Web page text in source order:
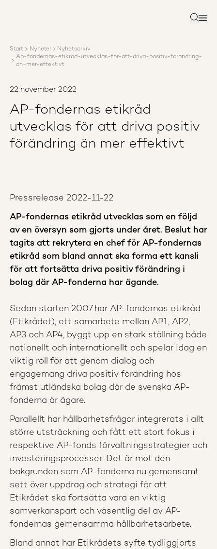
Rapporter
Nyheter
Sök
Start Nyheter
Nyhetsarkiv
Ap-fondernas-etikrad-utvecklas-for-att-driva-positiv-forandring-
an-mer-effektivt
22 november 2022
AP-fondernas etikråd
utvecklas för att driva positiv
förändring än mer effektivt
Pressrelease 2022-11-22
AP-fondernas etikråd utvecklas som en följd
av en översyn som gjorts under året. Beslut har
tagits att rekrytera en chef för AP-fondernas
etikråd som bland annat ska forma ett kansli
för att fortsätta driva positiv förändring i
bolag där AP-fonderna har ägande.
Sedan starten 2007 har AP-fondernas etikråd
(Etikrådet), ett samarbete mellan AP1, AP2,
AP3 och AP4, byggt upp en stark ställning både
nationellt och internationellt och spelar idag en
viktig roll för att genom dialog och
engagemang driva positiv förändring hos
främst utländska bolag där de svenska AP-
fonderna är ägare.
Parallellt har hållbarhetsfrågor integrerats i allt
större utsträckning och fått ett stort fokus i
respektive AP-fonds förvaltningsstrategier och
investeringsprocesser. Det är mot den
bakgrunden som AP-fonderna nu gemensamt
sett över uppdrag och strategi för att
Etikrådet ska fortsätta vara en viktig
samverkanspart och väsentlig del av AP-
fondernas gemensamma hållbarhetsarbete.
Bland annat har Etikrådets syfte tydliggjorts